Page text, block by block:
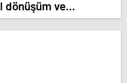
dönüşüm ve